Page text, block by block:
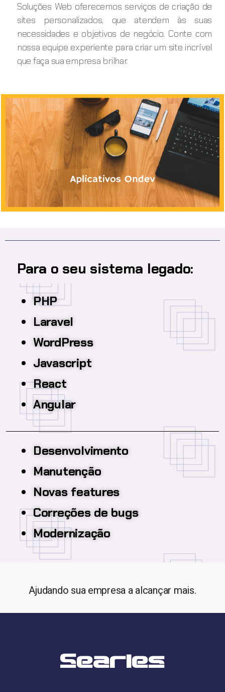
Soluções Web oferecemos serviços de criação de
sites personalizados, que atendem às suas
necessidades e objetivos de negócio. Conte com
nossa equipe experiente para criar um site incrível
que faça sua empresa brilhar.
Para o seu sistema legado:
PHP
Laravel
WordPress
Javascript
React
Angular
Desenvolvimento
Manutenção
Novas features
Correções de bugs
Modernização
Ajudando sua empresa a alcançar mais.